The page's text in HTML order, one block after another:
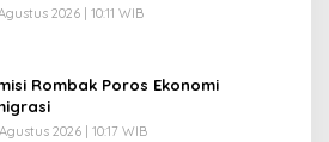
2026 | 10:11 WIB
Rombak Poros Ekonomi
2026 | 10:17 WIB